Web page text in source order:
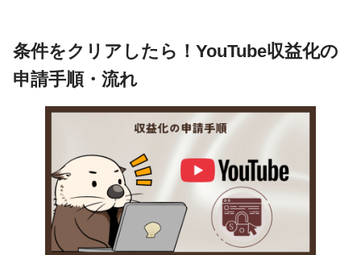
条件をクリアしたら！YouTube収益化の
申請手順・流れ